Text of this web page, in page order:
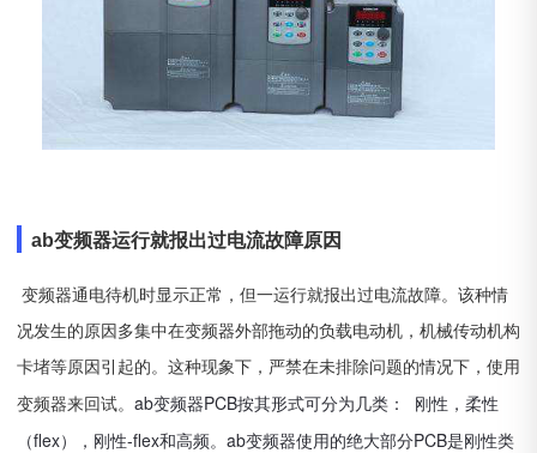
ab变频器运行就报出过电流故障原因
变频器通电待机时显示正常，但一运行就报出过电流故障。该种情
况发生的原因多集中在变频器外部拖动的负载电动机，机械传动机构
卡堵等原因引起的。这种现象下，严禁在未排除问题的情况下，使用
变频器来回试。 ab变频器PCB按其形式可分为几类： 刚性，柔性
（flex），刚性-flex和高频。ab变频器使用的绝大部分PCB是刚性类